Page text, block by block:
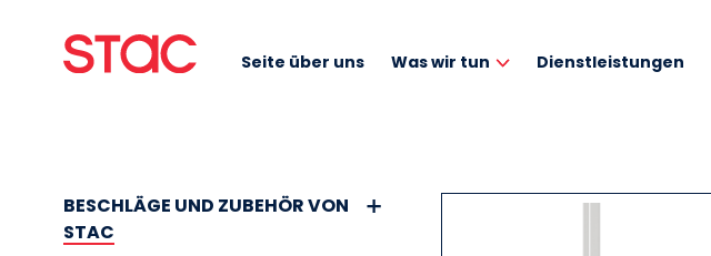
Seite über uns Was wir tun Dienstleistungen
BESCHLÄGE UND ZUBEHÖR VON
STAC